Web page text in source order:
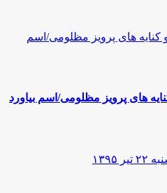
های پرویز مظلومی/اسم بیاورد